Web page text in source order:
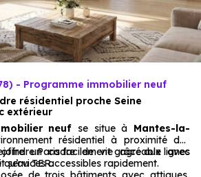
- Programme immobilier neuf
résidentiel proche Seine
extérieur
neuf se situe à Mantes-la-
résidentiel à proximité des
un cadre de vie agréable avec
services accessibles rapidement.
Paris facilement grâce aux lignes
TER.